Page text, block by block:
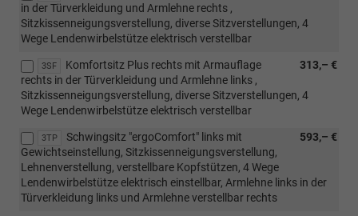
in der Türverkleidung und Armlehne rechts ,
Sitzkissenneigungsverstellung, diverse Sitzverstellungen, 4
Wege Lendenwirbelstütze elektrisch verstellbar
3SF 313,– €
Komfortsitz Plus rechts mit Armauflage
rechts in der Türverkleidung und Armlehne links ,
Sitzkissenneigungsverstellung, diverse Sitzverstellungen, 4
Wege Lendenwirbelstütze elektrisch verstellbar
3TP 593,– €
Schwingsitz "ergoComfort" links mit
Gewichtseinstellung, Sitzkissenneigungsverstellung,
Lehnenverstellung, verstellbare Kopfstützen, 4 Wege
Lendenwirbelstütze elektrisch einstellbar, Armlehne links in der
Türverkleidung links und Armlehne verstellbar rechts